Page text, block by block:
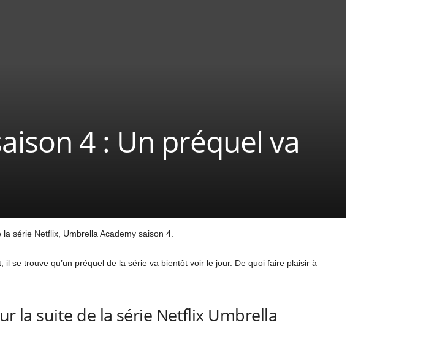
4 : Un préquel va
série Netflix, Umbrella Academy saison 4.
se trouve qu’un préquel de la série va bientôt voir le jour. De quoi faire plaisir à
la suite de la série Netflix Umbrella